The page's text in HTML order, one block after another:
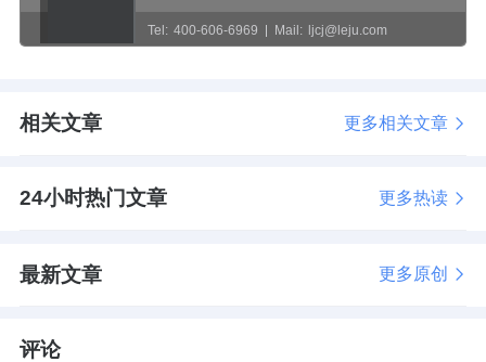
Tel: 400-606-6969 Mail: ljcj@leju.com
相关文章 更多相关文章
24小时热门文章 更多热读
最新文章 更多原创
评论